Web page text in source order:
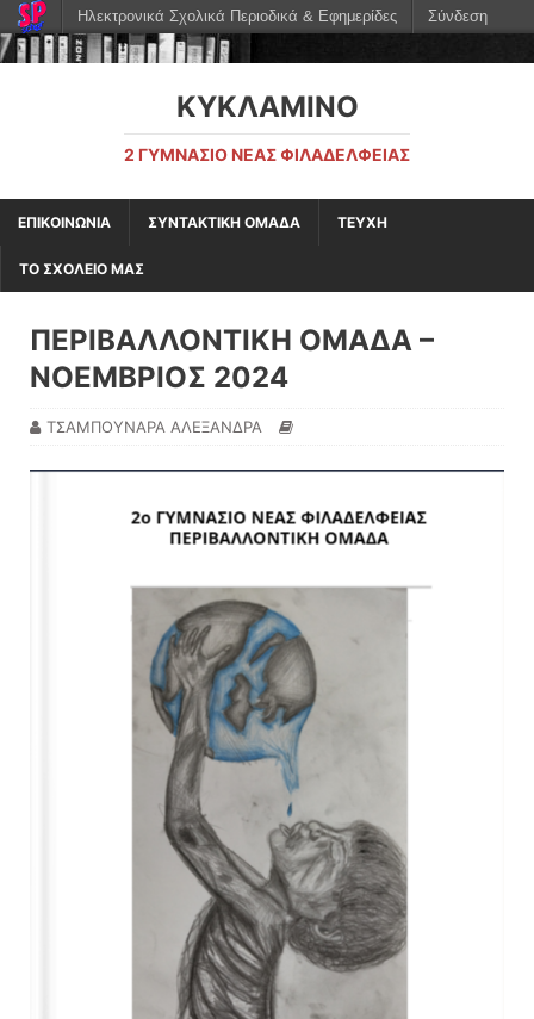
ΚΥΚΛΑΜΙΝΟ
2 ΓΥΜΝΆΣΙΟ ΝΈΑΣ ΦΙΛΑΔΈΛΦΕΙΑΣ
ΕΠΙΚΟΙΝΩΝΙΑ ΣΥΝΤΑΚΤΙΚΗ ΟΜΑΔΑ ΤΕΥΧΗ
ΤΟ ΣΧΟΛΕΙΟ ΜΑΣ
ΠΕΡΙΒΑΛΛΟΝΤΙΚΗ ΟΜΑΔΑ –
ΝΟΕΜΒΡΙΟΣ 2024
ΤΣΑΜΠΟΥΝΑΡΑ ΑΛΕΞΑΝΔΡΑ
Ηλεκτρονικά Σχολικά Περιοδικά & Εφημερίδες Σύνδεση